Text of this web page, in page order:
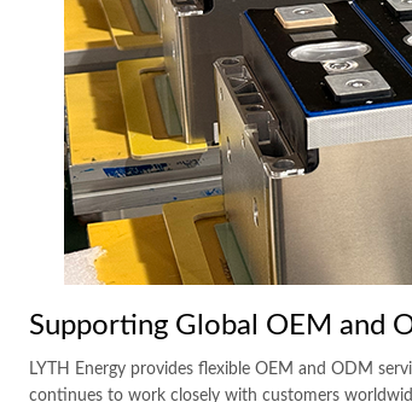
Supporting Global OEM and
LYTH Energy provides flexible OEM and ODM
continues to work closely with customers